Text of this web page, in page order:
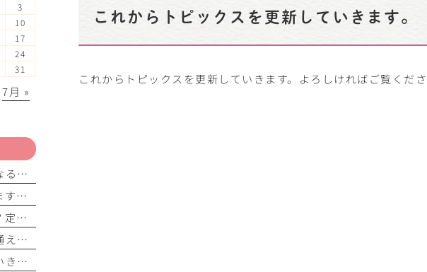
これからトピックスを更新していきます。
これからトピックスを更新していきます。よろしければご覧くださ
3
10
17
24
31
7月 »
子どもの食べ方・話し方が気になる方へ。口腔機能発達不全症とは？
お口の機能、ちゃんと使えていますか？歯科医院で行う口腔機能検査とは
むし歯がなくても歯医者さんへ？定期検診とメンテナンスの大切さ
子どもは何歳から歯医者さんに通えばいい？小児歯科を始めるタイミング
これからトピックスを更新していきます。